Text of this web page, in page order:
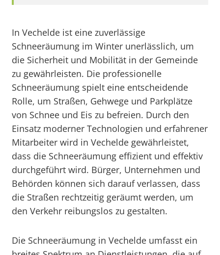
In Vechelde ist eine zuverlässige
Schneeräumung im Winter unerlässlich, um
die Sicherheit und Mobilität in der Gemeinde
zu gewährleisten. Die professionelle
Schneeräumung spielt eine entscheidende
Rolle, um Straßen, Gehwege und Parkplätze
von Schnee und Eis zu befreien. Durch den
Einsatz moderner Technologien und erfahrener
Mitarbeiter wird in Vechelde gewährleistet,
dass die Schneeräumung effizient und effektiv
durchgeführt wird. Bürger, Unternehmen und
Behörden können sich darauf verlassen, dass
die Straßen rechtzeitig geräumt werden, um
den Verkehr reibungslos zu gestalten.
Die Schneeräumung in Vechelde umfasst ein